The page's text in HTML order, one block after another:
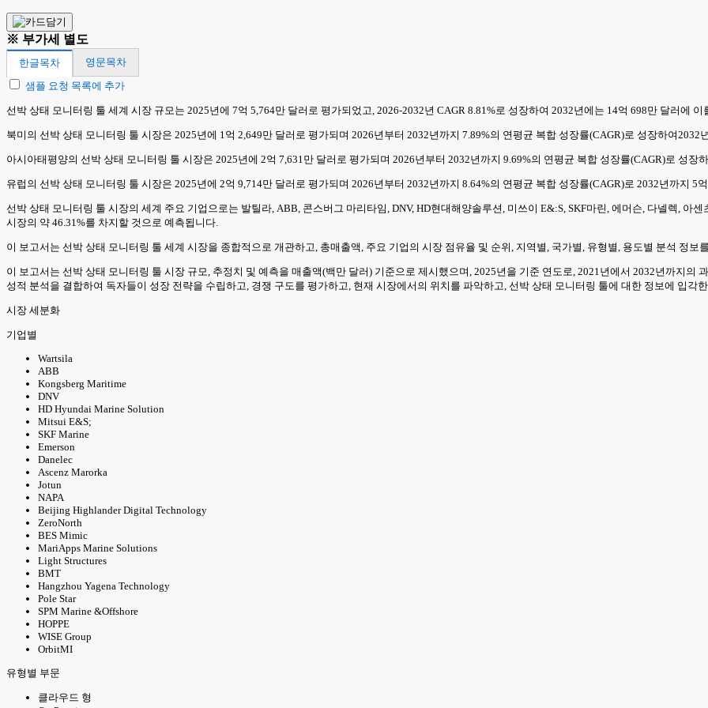
※ 부가세 별도
한글목차
영문목차
샘플 요청 목록에 추가
선박 상태 모니터링 툴 세계 시장 규모는 2025년에 7억 5,764만 달러로 평가되었고, 2026-2032년 CAGR 8.81%로 성장하여 2032년에는 14억 698만 달러에
북미의 선박 상태 모니터링 툴 시장은 2025년에 1억 2,649만 달러로 평가되며 2026년부터 2032년까지 7.89%의 연평균 복합 성장률(CAGR)로 성장하여2032
아시아태평양의 선박 상태 모니터링 툴 시장은 2025년에 2억 7,631만 달러로 평가되며 2026년부터 2032년까지 9.69%의 연평균 복합 성장률(CAGR)로 성장
유럽의 선박 상태 모니터링 툴 시장은 2025년에 2억 9,714만 달러로 평가되며 2026년부터 2032년까지 8.64%의 연평균 복합 성장률(CAGR)로 2032년까지 5
선박 상태 모니터링 툴 시장의 세계 주요 기업으로는 발틸라, ABB, 콘스버그 마리타임, DNV, HD현대해양솔루션, 미쓰이 E&:S, SKF마린, 에머슨, 다넬렉, 아
시장의 약 46.31%를 차지할 것으로 예측됩니다.
이 보고서는 선박 상태 모니터링 툴 세계 시장을 종합적으로 개관하고, 총매출액, 주요 기업의 시장 점유율 및 순위, 지역별, 국가별, 유형별, 용도별 분석 정보
이 보고서는 선박 상태 모니터링 툴 시장 규모, 추정치 및 예측을 매출액(백만 달러) 기준으로 제시했으며, 2025년을 기준 연도로, 2021년에서 2032년까지의
성적 분석을 결합하여 독자들이 성장 전략을 수립하고, 경쟁 구도를 평가하고, 현재 시장에서의 위치를 파악하고, 선박 상태 모니터링 툴에 대한 정보에 입각
시장 세분화
기업별
Wartsila
ABB
Kongsberg Maritime
DNV
HD Hyundai Marine Solution
Mitsui E&S;
SKF Marine
Emerson
Danelec
Ascenz Marorka
Jotun
NAPA
Beijing Highlander Digital Technology
ZeroNorth
BES Mimic
MariApps Marine Solutions
Light Structures
BMT
Hangzhou Yagena Technology
Pole Star
SPM Marine &Offshore
HOPPE
WISE Group
OrbitMI
유형별 부문
클라우드 형